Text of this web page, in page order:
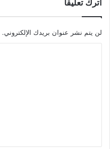
اترك تعليقاً
لن يتم نشر عنوان بريدك الإلكتروني.